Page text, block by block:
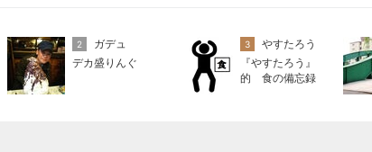
2
ガデュ
デカ盛りんぐ
3
やすたろう
『やすたろう』
的 食の備忘録